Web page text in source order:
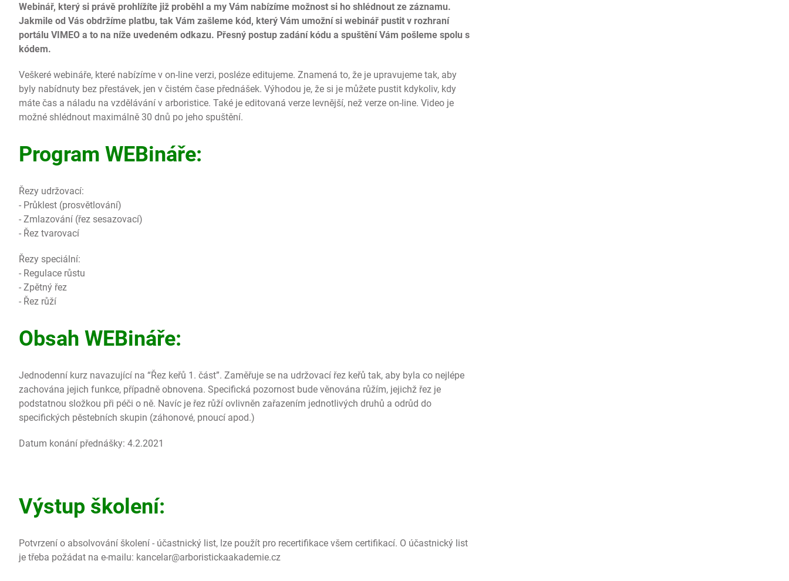
Webinář, který si právě prohlížíte již proběhl a my Vám nabízíme možnost si ho shlédnout ze záznamu.
Jakmile od Vás obdržíme platbu, tak Vám zašleme kód, který Vám umožní si webinář pustit v rozhraní
portálu VIMEO a to na níže uvedeném odkazu. Přesný postup zadání kódu a spuštění Vám pošleme spolu s
kódem.
Veškeré webináře, které nabízíme v on-line verzi, posléze editujeme. Znamená to, že je upravujeme tak, aby
byly nabídnuty bez přestávek, jen v čistém čase přednášek. Výhodou je, že si je můžete pustit kdykoliv, kdy
máte čas a náladu na vzdělávání v arboristice. Také je editovaná verze levnější, než verze on-line. Video je
možné shlédnout maximálně 30 dnů po jeho spuštění.
Program WEBináře:
Řezy udržovací:
- Průklest (prosvětlování)
- Zmlazování (řez sesazovací)
- Řez tvarovací
Řezy speciální:
- Regulace růstu
- Zpětný řez
- Řez růží
Obsah WEBináře:
Jednodenní kurz navazující na “Řez keřů 1. část”. Zaměřuje se na udržovací řez keřů tak, aby byla co nejlépe
zachována jejich funkce, případně obnovena. Specifická pozornost bude věnována růžím, jejichž řez je
podstatnou složkou při péči o ně. Navíc je řez růží ovlivněn zařazením jednotlivých druhů a odrůd do
specifických pěstebních skupin (záhonové, pnoucí apod.)
Datum konání přednášky: 4.2.2021
Výstup školení:
Potvrzení o absolvování školení - účastnický list, lze použít pro recertifikace všem certifikací. O účastnický list
je třeba požádat na e-mailu: kancelar@arboristickaakademie.cz